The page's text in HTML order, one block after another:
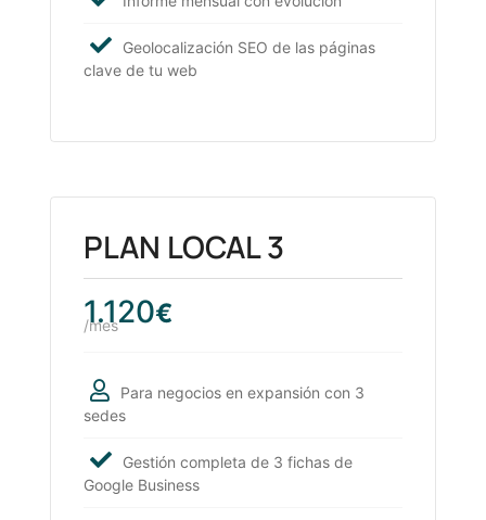
Geolocalización SEO de las páginas
clave de tu web
PLAN LOCAL 3
1.120€
/mes
Para negocios en expansión con 3
sedes
Gestión completa de 3 fichas de
Google Business